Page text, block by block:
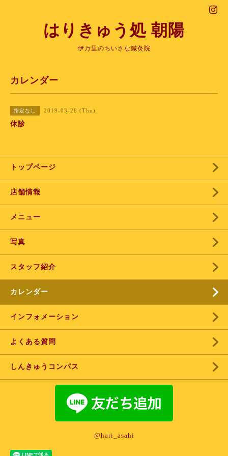
はりきゅう処 朝陽
伊万里のちいさな鍼灸院
カレンダー
指定なし 2019-03-28 (Thu)
休診
トップページ
店舗情報
メニュー
写真
スタッフ紹介
カレンダー
インフォメーション
よくある質問
しんきゅうコンパス
@hari_asahi